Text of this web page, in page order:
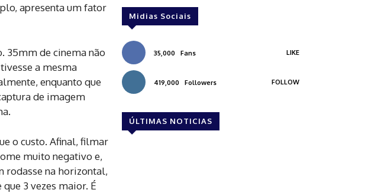
apresenta um fator
35mm de cinema não
a mesma
enquanto que
de imagem
o custo. Afinal, filmar
muito negativo e,
rodasse na horizontal,
3 vezes maior. É
Midias Sociais
35,000 Fans LIKE
419,000 Followers FOLLOW
ÚLTIMAS NOTICIAS